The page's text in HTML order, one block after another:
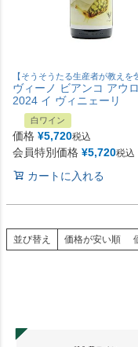
【そうそうたる生産者が教えを
ヴィーノ ビアンコ アウ
2024 イ ヴィニェーリ
白ワイン
価格 ¥5,720税込
会員特別価格 ¥5,720税込
カートに入れる
並び替え 価格が安い順